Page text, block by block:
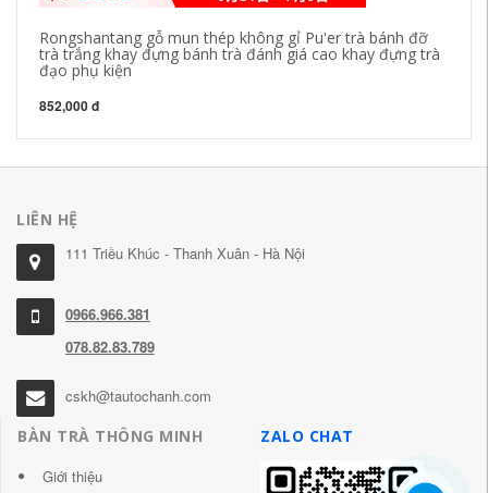
Rongshantang gỗ mun thép không gỉ Pu'er trà bánh đỡ
trà trắng khay đựng bánh trà đánh giá cao khay đựng trà
đạo phụ kiện
852,000 đ
LIÊN HỆ
111 Triều Khúc - Thanh Xuân - Hà Nội
0966.966.381
078.82.83.789
cskh@tautochanh.com
BÀN TRÀ THÔNG MINH
Giới thiệu
ZALO CHAT